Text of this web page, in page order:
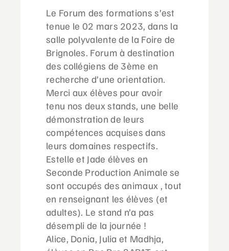
Le Forum des formations s’est
tenue le 02 mars 2023, dans la
salle polyvalente de la Foire de
Brignoles. Forum à destination
des collégiens de 3ème en
recherche d’une orientation.
Merci aux élèves pour avoir
tenu nos deux stands, une belle
démonstration de leurs
compétences acquises dans
leurs domaines respectifs.
Estelle et Jade élèves en
Seconde Production Animale se
sont occupés des animaux , tout
en renseignant les élèves (et
adultes). Le stand n’a pas
désempli de la journée !
Alice, Donia, Julia et Madhja,